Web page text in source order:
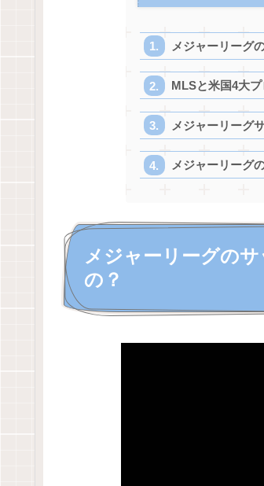
メジャーリーグ
MLSと米国4大
メジャーリーグ
メジャーリーグ
メジャーリーグの
の？